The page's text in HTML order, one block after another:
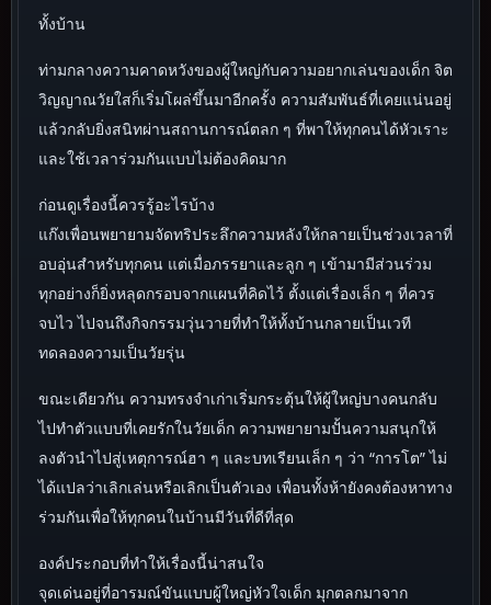
ทั้งบ้าน
ท่ามกลางความคาดหวังของผู้ใหญ่กับความอยากเล่นของเด็ก จิต
วิญญาณวัยใสก็เริ่มโผล่ขึ้นมาอีกครั้ง ความสัมพันธ์ที่เคยแน่นอยู่
แล้วกลับยิ่งสนิทผ่านสถานการณ์ตลก ๆ ที่พาให้ทุกคนได้หัวเราะ
และใช้เวลาร่วมกันแบบไม่ต้องคิดมาก
ก่อนดูเรื่องนี้ควรรู้อะไรบ้าง
แก๊งเพื่อนพยายามจัดทริประลึกความหลังให้กลายเป็นช่วงเวลาที่
อบอุ่นสำหรับทุกคน แต่เมื่อภรรยาและลูก ๆ เข้ามามีส่วนร่วม
ทุกอย่างก็ยิ่งหลุดกรอบจากแผนที่คิดไว้ ตั้งแต่เรื่องเล็ก ๆ ที่ควร
จบไว ไปจนถึงกิจกรรมวุ่นวายที่ทำให้ทั้งบ้านกลายเป็นเวที
ทดลองความเป็นวัยรุ่น
ขณะเดียวกัน ความทรงจำเก่าเริ่มกระตุ้นให้ผู้ใหญ่บางคนกลับ
ไปทำตัวแบบที่เคยรักในวัยเด็ก ความพยายามปั้นความสนุกให้
ลงตัวนำไปสู่เหตุการณ์ฮา ๆ และบทเรียนเล็ก ๆ ว่า “การโต” ไม่
ได้แปลว่าเลิกเล่นหรือเลิกเป็นตัวเอง เพื่อนทั้งห้ายังคงต้องหาทาง
ร่วมกันเพื่อให้ทุกคนในบ้านมีวันที่ดีที่สุด
องค์ประกอบที่ทำให้เรื่องนี้น่าสนใจ
จุดเด่นอยู่ที่อารมณ์ขันแบบผู้ใหญ่หัวใจเด็ก มุกตลกมาจาก